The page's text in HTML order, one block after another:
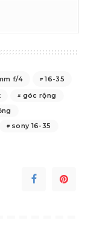
f/4
16-35
góc rộng
sony 16-35